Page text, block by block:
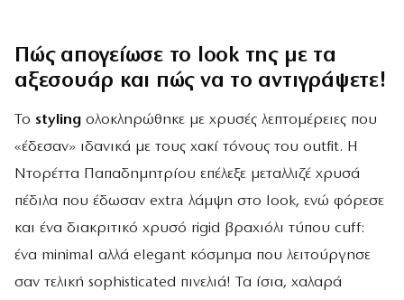
Πώς απογείωσε το look της με τα
αξεσουάρ και πώς να το αντιγράψετε!
Το styling ολοκληρώθηκε με χρυσές λεπτομέρειες που
«έδεσαν» ιδανικά με τους χακί τόνους του outfit. Η
Ντορέττα Παπαδημητρίου επέλεξε μεταλλιζέ χρυσά
πέδιλα που έδωσαν extra λάμψη στο look, ενώ φόρεσε
και ένα διακριτικό χρυσό rigid βραχιόλι τύπου cuff:
ένα minimal αλλά elegant κόσμημα που λειτούργησε
σαν τελική sophisticated πινελιά! Τα ίσια, χαλαρά